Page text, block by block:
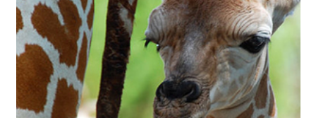
اخبار ساده انگلیسی به همراه صدا و ترجمه فارسی